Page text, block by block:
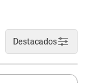
Destacados